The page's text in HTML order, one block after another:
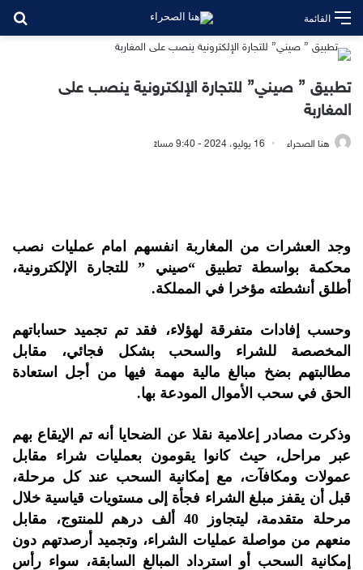
القائمة
تطبيق ” صيني” للتجارة الإلكترونية ينصب على
المغاربة
هنا الصحراء 16 يوليو، 2024 - 9:40 مساءً
وجد العشرات من المغاربة انفسهم امام عمليات نصب
محكمة بواسطة تطبيق “صيني ” للتجارة الإلكترونية،
أطلق أنشطته مؤخرا في المملكة.
وحسب إفادات متفرقة لهؤلاء، فقد تم تجميد حساباتهم
المخصصة للشراء والسحب بشكل فجائي، مقابل
مطالبتهم بضخ مبالغ مالية مهمة فيها من أجل استعادة
الحق في سحب الأموال المودعة بها.
وذكرت مصادر إعلامية نقلا عن الضحايا أنه تم الإيقاع بهم
عبر مراحل، حيث كانوا يقومون بعمليات شراء مقابل
عمولات ومكافآت، مع إمكانية السحب عند كل مرحلة،
قبل أن يقفز مبلغ الشراء فجأة إلى مستويات قياسية خلال
مرحلة متقدمة، ليتجاوز 40 ألف درهم للمنتوج، مقابل
منعهم من مواصلة عمليات الشراء، وتجميد أرصدتهم دون
إمكانية السحب أو استرداد المبالغ السابقة، سواء رأس